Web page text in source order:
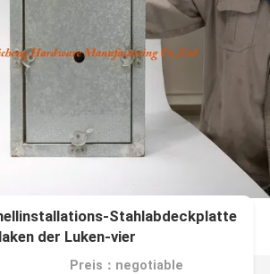
Stahlabdeckplatte
der Luken-vier
Preis：negotiable